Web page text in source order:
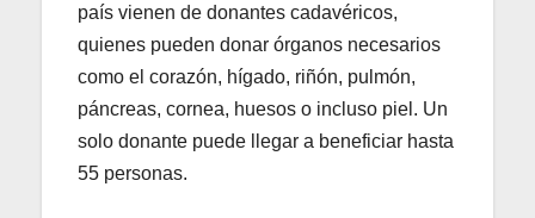
país vienen de donantes cadavéricos,
quienes pueden donar órganos necesarios
como el corazón, hígado, riñón, pulmón,
páncreas, cornea, huesos o incluso piel. Un
solo donante puede llegar a beneficiar hasta
55 personas.